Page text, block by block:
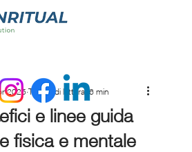
e linee guida
fisica e mentale
2025 Tempo di lettura: 6 min